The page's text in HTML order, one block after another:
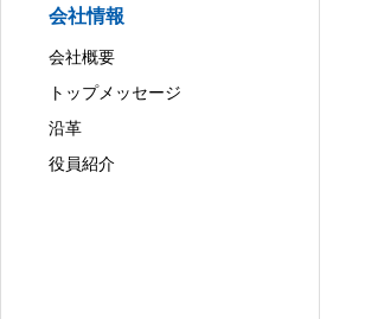
会社情報
会社概要
トップメッセージ
沿革
役員紹介